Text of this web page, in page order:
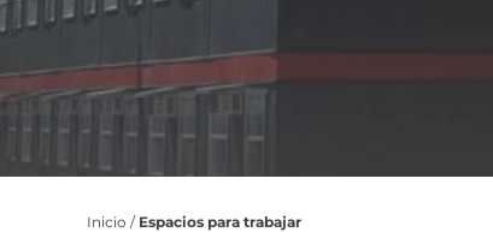
Inicio / Espacios para trabajar